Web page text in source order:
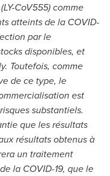
CoV555) comme
atteints de la COVID-
par le
disponibles, et
Toutefois, comme
de ce type, le
est
substantiels.
que les résultats
résultats obtenus à
un traitement
la COVID-19, que le